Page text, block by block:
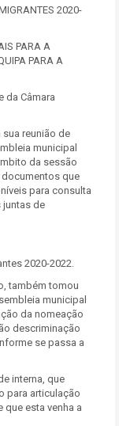
2020-
PARA A
PARA A
da Câmara
sua reunião de
municipal
da sessão
que
para consulta
juntas de
2020-2022.
também tomou
municipal
da nomeação
descriminação
se passa a
interna, que
para articulação
que esta venha a